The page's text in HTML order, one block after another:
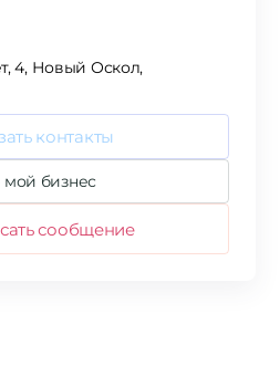
4, Новый Оскол,
контакты
мой бизнес
сообщение